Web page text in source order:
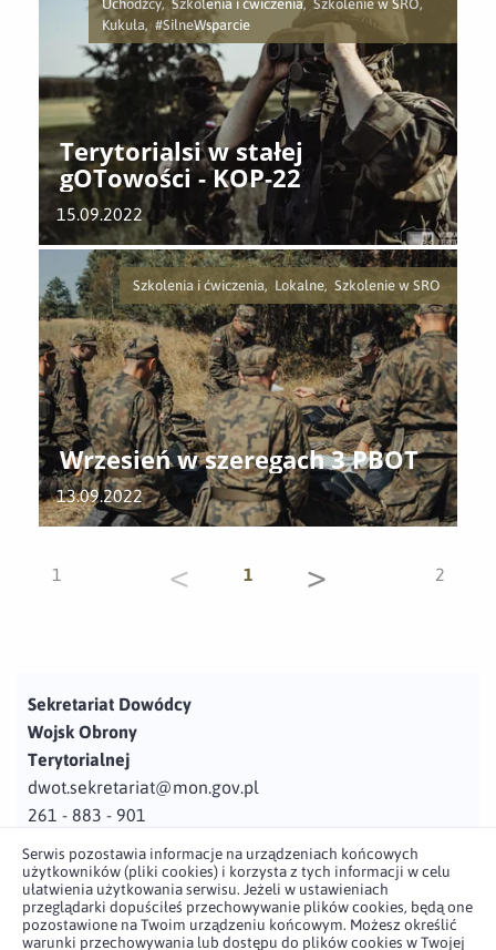
Uchodźcy, Szkolenia i ćwiczenia, Szkolenie w SRO,
Kukuła, #SilneWsparcie
Terytorialsi w stałej
gOTowości - KOP-22
15.09.2022
Szkolenia i ćwiczenia, Lokalne, Szkolenie w SRO
Wrzesień w szeregach 3 PBOT
13.09.2022
1 < 1 > 2
Sekretariat Dowódcy
Wojsk Obrony
Terytorialnej
dwot.sekretariat@mon.gov.pl
261 - 883 - 901
Adres
ul. Juzistek 2
05-131 Zegrze
Serwis pozostawia informacje na urządzeniach końcowych
użytkowników (pliki cookies) i korzysta z tych informacji w celu
ułatwienia użytkowania serwisu. Jeżeli w ustawieniach
przeglądarki dopuściłeś przechowywanie plików cookies, będą one
pozostawione na Twoim urządzeniu końcowym. Możesz określić
warunki przechowywania lub dostępu do plików cookies w Twojej